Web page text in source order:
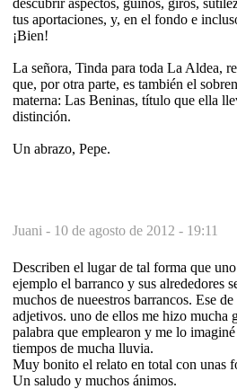
tus aportaciones, y, en el fondo e
¡Bien!
La señora, Tinda para toda La Aldea,
que, por otra parte, es también el
materna: Las Beninas, título que ella
distinción.
Un abrazo, Pepe.
Juani - 10 de agosto de 2012 - 19:11
Describen el lugar de tal forma que
ejemplo el barranco y sus alrededores
muchos de nueestros barrancos. Ese
adjetivos. uno de ellos me hizo mucha
palabra que emplearon y me lo
tiempos de mucha lluvia.
Muy bonito el relato en total con unas
Un saludo y muchos ánimos.